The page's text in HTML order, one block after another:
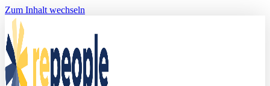
Zum Inhalt wechseln